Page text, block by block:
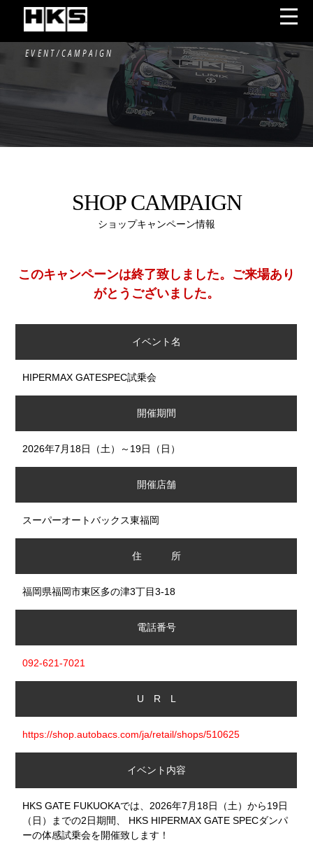
EVENT/CAMPAIGN
SHOP CAMPAIGN
ショップキャンペーン情報
このキャンペーンは終了致しました。ご来場あり
がとうございました。
イベント名
HIPERMAX GATESPEC試乗会
開催期間
2026年7月18日（土）～19日（日）
開催店舗
スーパーオートバックス東福岡
住 所
福岡県福岡市東区多の津3丁目3-18
電話番号
092-621-7021
U R L
https://shop.autobacs.com/ja/retail/shops/510625
イベント内容
HKS GATE FUKUOKAでは、2026年7月18日（土）から19日
（日）までの2日期間、
HKS HIPERMAX GATE SPECダンパ
ーの体感試乗会を開催致します！